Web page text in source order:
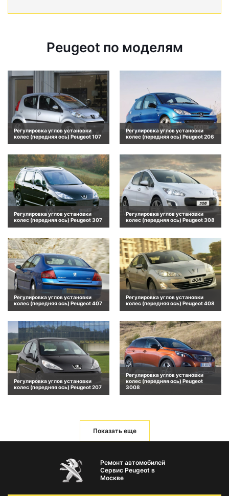
Peugeot по моделям
Регулировка углов установки
колес (передняя ось) Peugeot 107
Регулировка углов установки
колес (передняя ось) Peugeot 206
Регулировка углов установки
колес (передняя ось) Peugeot 307
Регулировка углов установки
колес (передняя ось) Peugeot 308
Регулировка углов установки
колес (передняя ось) Peugeot 407
Регулировка углов установки
колес (передняя ось) Peugeot 408
Регулировка углов установки
колес (передняя ось) Peugeot 207
Регулировка углов установки
колес (передняя ось) Peugeot
3008
Показать еще
Ремонт автомобилей
Сервис Peugeot в
Москве